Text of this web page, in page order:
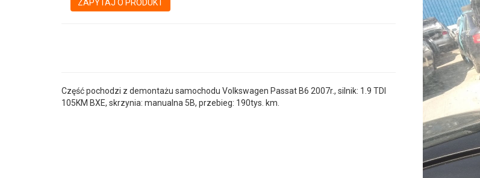
ZAPYTAJ O PRODUKT
Część pochodzi z demontażu samochodu Volkswagen Passat B6 2007r., silnik: 1.9 TDI
105KM BXE, skrzynia: manualna 5B, przebieg: 190tys. km.